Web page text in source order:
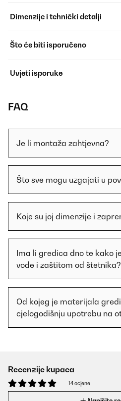
Dimenzije i tehnički detalji
Što će biti isporučeno
Uvjeti isporuke
FAQ
Je li montaža zahtjevna?
Što sve mogu uzgajati u
Koje su joj dimenzije i
Ima li gredica dno te kako
vode i zaštitom od štetnika?
Od kojeg je materijala
cjelogodišnju upotrebu na
Recenzije kupaca
14 ocjene